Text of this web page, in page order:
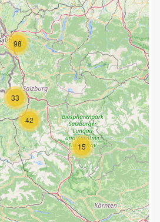
15
33
42
98